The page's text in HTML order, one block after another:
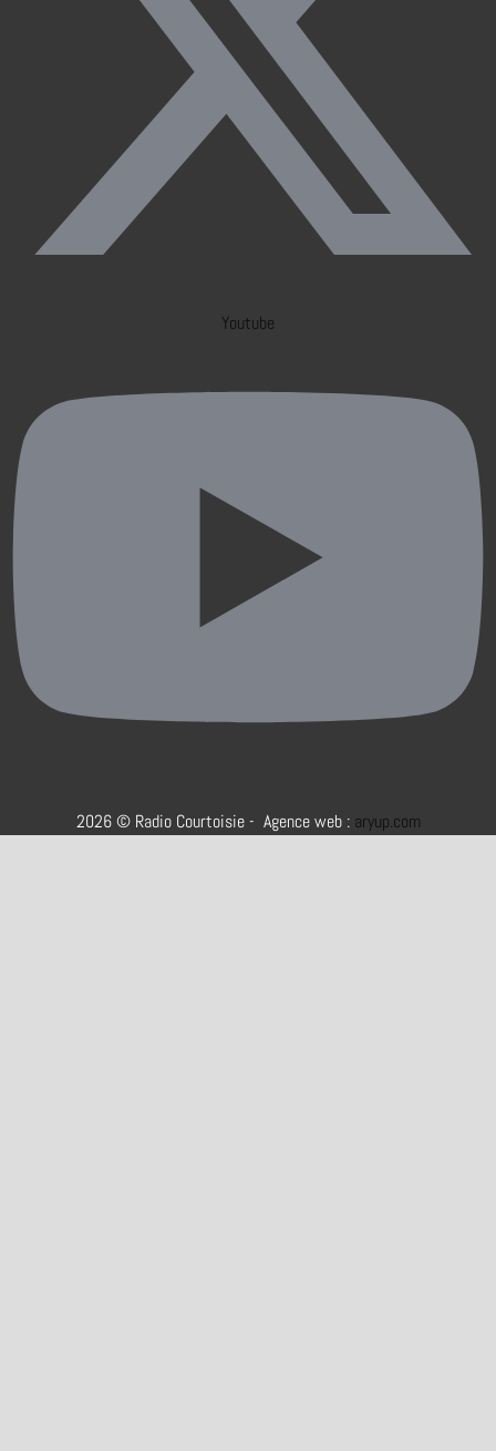
Youtube
2026 © Radio Courtoisie - Agence web : aryup.com